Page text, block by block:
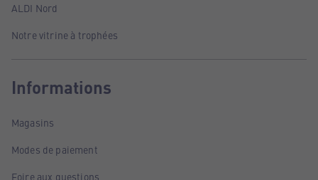
ALDI Nord
Notre vitrine à trophées
Informations
Magasins
Modes de paiement
Foire aux questions